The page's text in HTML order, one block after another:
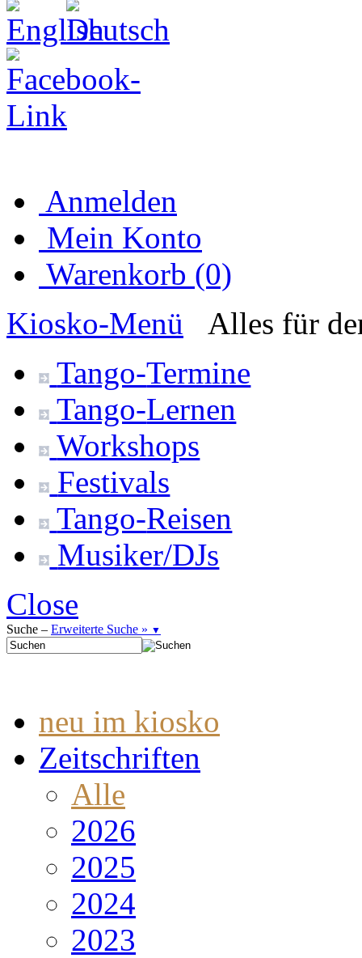
Anmelden
Mein Konto
Warenkorb (0)
Kiosko-Menü
Alles für
Tango-Termine
Tango-Lernen
Workshops
Festivals
Tango-Reisen
Musiker/DJs
Close
Suche – Erweiterte Suche » ▼
neu im kiosko
Zeitschriften
Alle
2026
2025
2024
2023